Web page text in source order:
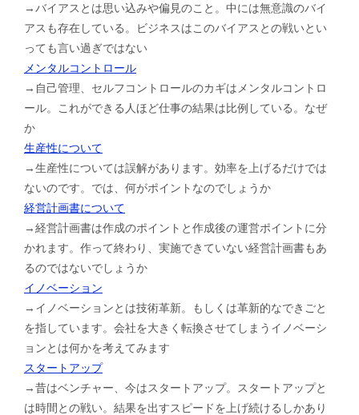
→バイアスとは思い込みや偏見のこと。中には無意識のバイ
アスも存在している。ビジネスはこのバイアスとの戦いとい
っても言い過ぎではない
メンタルコントロール
→自己管理、セルフコントロールのカギはメンタルコントロ
ール。これができる人ほど仕事の結果は比例している。なぜ
か
生産性について
→生産性については誤解があります。効率を上げるだけでは
ないのです。では、何がポイントなのでしょうか
経営計画書について
→経営計画書は作成のポイントと作成後の運営ポイントに分
かれます。作って終わり、実施できていない経営計画書もあ
るのではないでしょうか
イノベーション
→イノベーションとは技術革新。もしくは革新的なできごと
を指しています。会社を大きく転換させてしまうイノベーシ
ョンとは何かを考えてみます
スタートアップ
→昔はベンチャー、今はスタートアップ。スタートアップと
は時間との戦い。結果を出すスピードを上げ続けるしかあり